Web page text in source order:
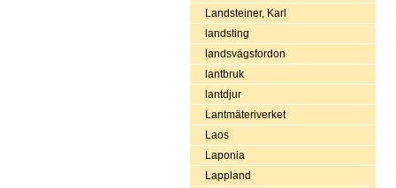
Landsteiner, Karl
landsting
landsvägsfordon
lantbruk
lantdjur
Lantmäteriverket
Laos
Laponia
Lappland